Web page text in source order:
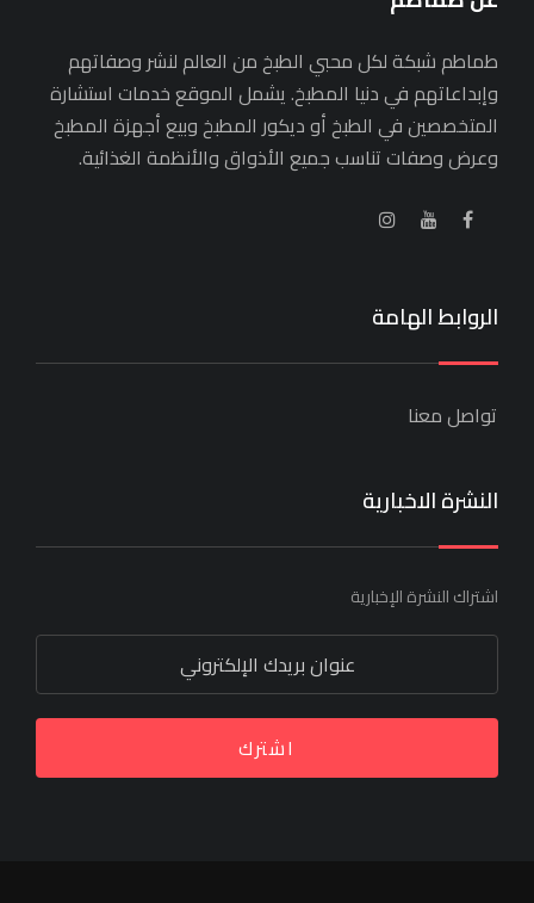
طماطم شبكة لكل محبي الطبخ من العالم لنشر وصفاتهم
وإبداعاتهم في دنيا المطبخ. يشمل الموقع خدمات استشارة
المتخصصين في الطبخ أو ديكور المطبخ وبيع أجهزة المطبخ
وعرض وصفات تناسب جميع الأذواق والأنظمة الغذائية.
الروابط الهامة
تواصل معنا
النشرة الاخبارية
اشتراك النشرة الإخبارية
اشترك